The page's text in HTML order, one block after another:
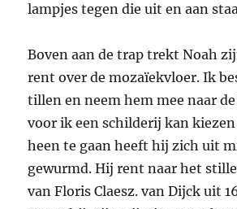
lampjes tegen die uit en aan
Boven aan de trap trekt Noah
rent over de mozaïekvloer. Ik
tillen en neem hem mee naar
voor ik een schilderij kan
heen te gaan heeft hij zich uit
gewurmd. Hij rent naar het
van Floris Claesz. van Dijck uit